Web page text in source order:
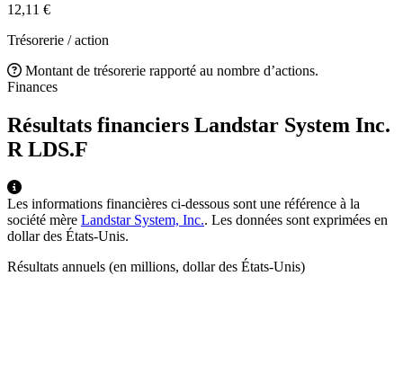
12,11 €
Trésorerie / action
Montant de trésorerie rapporté au nombre d’actions.
Finances
Résultats financiers Landstar System Inc.
R LDS.F
Les informations financières ci-dessous sont une référence à la
société mère Landstar System, Inc.. Les données sont exprimées en
dollar des États-Unis.
Résultats annuels (en millions, dollar des États-Unis)